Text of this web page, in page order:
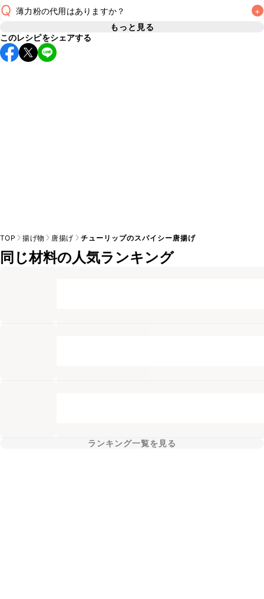
A
し上がりください。
こちらの注意事項をご確認の上、正し
A
鶏もも肉や鶏むね肉、鶏ささみなどお好みの鶏肉を使用して
Q 薄力粉の代用はありますか？ +
A
もっと見る
このレシピをシェアする
TOP 揚げ物 唐揚げ チューリップのスパイシー唐揚げ
同じ材料の人気ランキング
ランキング一覧を見る